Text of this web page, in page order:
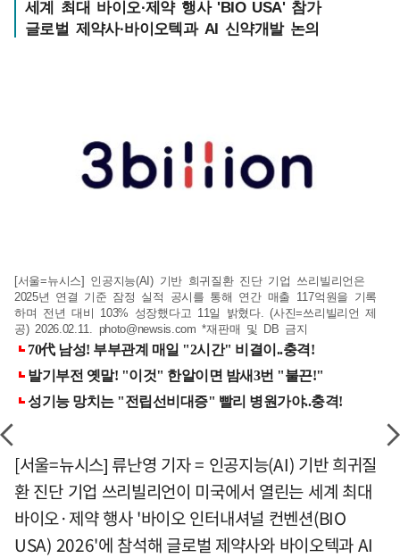
세계 최대 바이오·제약 행사 'BIO USA' 참가
글로벌 제약사·바이오텍과 AI 신약개발 논의
[서울=뉴시스] 인공지능(AI) 기반 희귀질환 진단 기업 쓰리빌리언은
2025년 연결 기준 잠정 실적 공시를 통해 연간 매출 117억원을 기록
하며 전년 대비 103% 성장했다고 11일 밝혔다. (사진=쓰리빌리언 제
공) 2026.02.11. photo@newsis.com *재판매 및 DB 금지
[서울=뉴시스] 류난영 기자 = 인공지능(AI) 기반 희귀질
환 진단 기업 쓰리빌리언이 미국에서 열린는 세계 최대
바이오·제약 행사 '바이오 인터내셔널 컨벤션(BIO
USA) 2026'에 참석해 글로벌 제약사와 바이오텍과 AI